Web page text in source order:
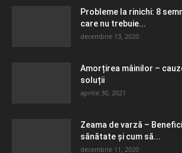
Probleme la rinichi: 8
care nu trebuie...
decembrie 13, 2020
Amorțirea mâinilor –
soluții
aprilie 30, 2021
Zeama de varză –
sănătate și cum să...
decembrie 11, 2020